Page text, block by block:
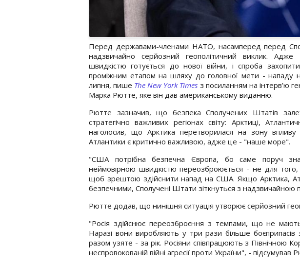
Перед державами-членами НАТО, насамперед перед
надзвичайно серйозний геополітичний виклик.
швидкістю готується до нової війни, і спроба
проміжним етапом на шляху до головної мети -
липня, пише The New York Times з посиланням на інтерв’ю
Марка Рютте, яке він дав американському виданню.
Рютте зазначив, що безпека Сполучених Штатів
стратегічно важливих регіонах світу: Арктиці,
наголосив, що Арктика перетворилася на зону
Атлантики є критично важливою, адже це - "наше море".
"США потрібна безпечна Європа, бо саме поруч
неймовірною швидкістю переозброюється - не для
щоб зрештою здійснити напад на США. Якщо Арктика,
безпечними, Сполучені Штати зіткнуться з надзвичайною
Рютте додав, що нинішня ситуація утворює серйозний
"Росія здійснює переозброєння з темпами, що не мають
Наразі вони виробляють у три рази більше
разом узяте - за рік. Росіяни співпрацюють з Північною
неспровокованій війні агресії проти України", - підсумував